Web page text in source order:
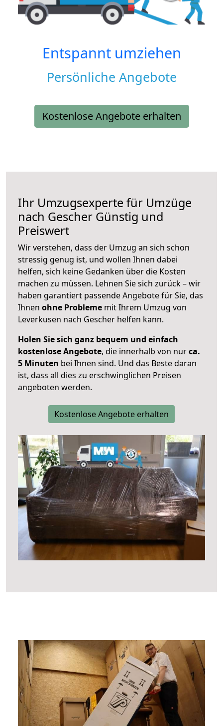
Entspannt umziehen
Persönliche Angebote
Kostenlose Angebote erhalten
Ihr Umzugsexperte für Umzüge
nach Gescher Günstig und
Preiswert
Wir verstehen, dass der Umzug an sich schon
stressig genug ist, und wollen Ihnen dabei
helfen, sich keine Gedanken über die Kosten
machen zu müssen. Lehnen Sie sich zurück – wir
haben garantiert passende Angebote für Sie, das
Ihnen ohne Probleme mit Ihrem Umzug von
Leverkusen nach Gescher helfen kann.
Holen Sie sich ganz bequem und einfach
kostenlose Angebote, die innerhalb von nurca.
5 Minuten bei Ihnen sind. Und das Beste daran
ist, dass all dies zu erschwinglichen Preisen
angeboten werden.
Kostenlose Angebote erhalten